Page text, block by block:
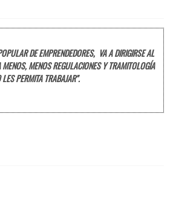
DE EMPRENDEDORES, VA A DIRIGIRSE AL
MENOS, MENOS REGULACIONES Y TRAMITOLOGÍA
LES PERMITA TRABAJAR".